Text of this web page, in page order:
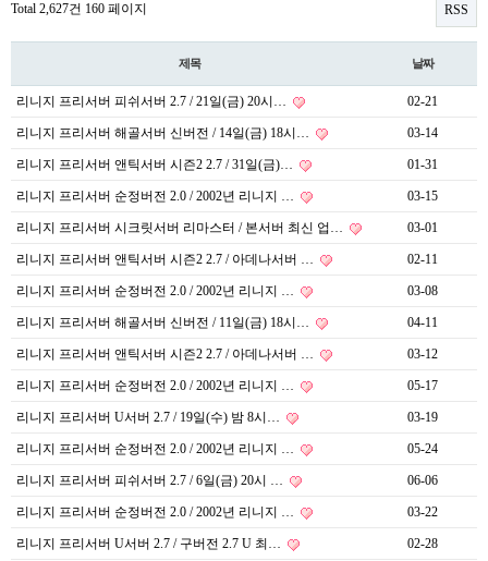
Total 2,627건 160 페이지 RSS
제목 날짜
리니지 프리서버 피쉬서버 2.7 / 21일(금) 20시… 02-21
리니지 프리서버 해골서버 신버전 / 14일(금) 18시… 03-14
리니지 프리서버 앤틱서버 시즌2 2.7 / 31일(금)… 01-31
리니지 프리서버 순정버전 2.0 / 2002년 리니지 … 03-15
리니지 프리서버 시크릿서버 리마스터 / 본서버 최신 업… 03-01
리니지 프리서버 앤틱서버 시즌2 2.7 / 아데나서버 … 02-11
리니지 프리서버 순정버전 2.0 / 2002년 리니지 … 03-08
리니지 프리서버 해골서버 신버전 / 11일(금) 18시… 04-11
리니지 프리서버 앤틱서버 시즌2 2.7 / 아데나서버 … 03-12
리니지 프리서버 순정버전 2.0 / 2002년 리니지 … 05-17
리니지 프리서버 U서버 2.7 / 19일(수) 밤 8시… 03-19
리니지 프리서버 순정버전 2.0 / 2002년 리니지 … 05-24
리니지 프리서버 피쉬서버 2.7 / 6일(금) 20시 … 06-06
리니지 프리서버 순정버전 2.0 / 2002년 리니지 … 03-22
리니지 프리서버 U서버 2.7 / 구버전 2.7 U 최… 02-28